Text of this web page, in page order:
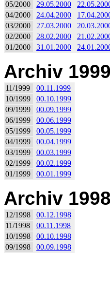
05/2000 29.05.2000
04/2000
24.04.2000
03/2000
27.03.2000
02/2000
28.02.2000
01/2000
31.01.2000
Archiv 1999
11/1999
00.11.1999
10/1999
00.10.1999
09/1999
00.09.1999
06/1999
00.06.1999
05/1999
00.05.1999
04/1999
00.04.1999
03/1999
00.03.1999
02/1999
00.02.1999
01/1999
00.01.1999
Archiv 1998
12/1998
00.12.1998
11/1998
00.11.1998
10/1998
00.10.1998
09/1998
00.09.1998